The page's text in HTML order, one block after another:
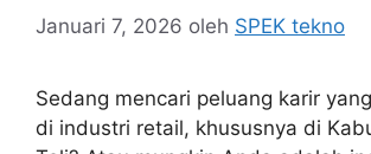
Januari 7, 2026 oleh SPEK tekno
Sedang mencari peluang karir
di industri retail, khususnya di